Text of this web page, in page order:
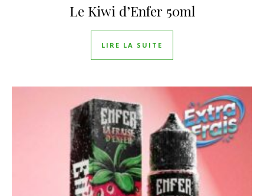
Le Kiwi d’Enfer 50ml
LIRE LA SUITE